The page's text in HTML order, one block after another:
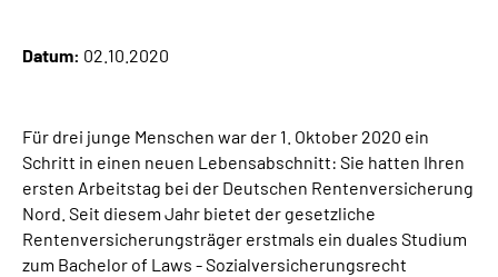
Über uns
Online-Services
Inhalte in Gebärdensprache (DGS)
Datum: 02.10.2020
Für drei junge Menschen war der 1. Oktober 2020 ein
Schritt in einen neuen Lebensabschnitt: Sie hatten Ihren
ersten Arbeitstag bei der Deutschen Rentenversicherung
Nord. Seit diesem Jahr bietet der gesetzliche
Rentenversicherungsträger erstmals ein duales Studium
zum Bachelor of Laws - Sozialversicherungsrecht